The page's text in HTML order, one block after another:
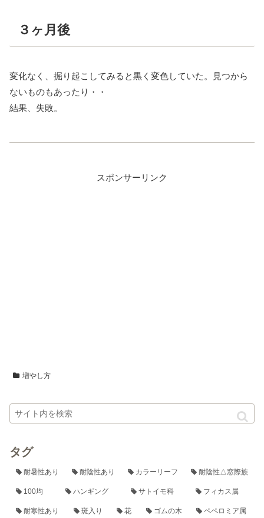
３ヶ月後
変化なく、掘り起こしてみると黒く変色していた。見つから
ないものもあったり・・
結果、失敗。
スポンサーリンク
増やし方
タグ
耐暑性あり 耐陰性あり カラーリーフ 耐陰性△窓際族
100均 ハンギング サトイモ科 フィカス属
耐寒性あり 斑入り 花 ゴムの木 ペペロミア属